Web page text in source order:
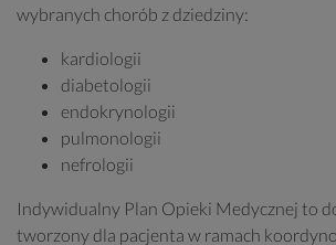
wybranych chorób z dziedziny:
kardiologii
diabetologii
endokrynologii
pulmonologii
nefrologii
Indywidualny Plan Opieki Medycznej to
tworzony dla pacjenta w ramach